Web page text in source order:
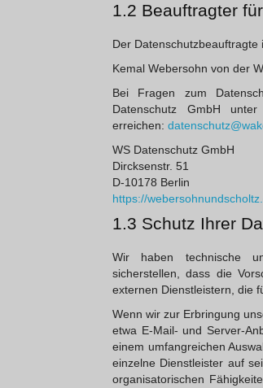
1.2 Beauftragter
Der Datenschutzbeauftragte
Kemal Webersohn von der
Bei Fragen zum
Datenschutz GmbH unter
erreichen:
WS Datenschutz GmbH
Dircksenstr. 51
D-10178 Berlin
https://
1.3 Schutz Ihrer
Wir haben technische
sicherstellen, dass die
externen Dienstleistern, die
Wenn wir zur Erbringung
etwa E-Mail- und Server-
einem umfangreichen
einzelne Dienstleister auf
organisatorischen